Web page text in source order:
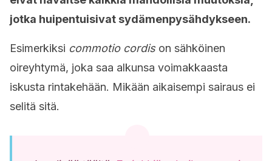
jotka huipentuisivat sydämenpysähdykseen.
Esimerkiksi commotio cordison sähköinen
oireyhtymä, joka saa alkunsa voimakkaasta
iskusta rintakehään. Mikään aikaisempi sairaus ei
selitä sitä.